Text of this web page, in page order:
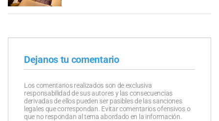
Dejanos tu comentario
Los comentarios realizados son de exclusiva
responsabilidad de sus autores y las consecuencias
derivadas de ellos pueden ser pasibles de las sanciones
legales que correspondan. Evitar comentarios ofensivos o
que no respondan al tema abordado en la información.